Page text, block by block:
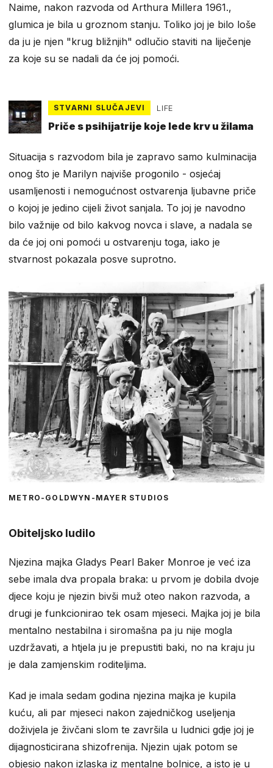
Naime, nakon razvoda od Arthura Millera 1961.,
glumica je bila u groznom stanju. Toliko joj je bilo loše
da ju je njen "krug bližnjih" odlučio staviti na liječenje
za koje su se nadali da će joj pomoći.
STVARNI SLUČAJEVI LIFE
Priče s psihijatrije koje lede krv u žilama
Situacija s razvodom bila je zapravo samo kulminacija
onog što je Marilyn najviše progonilo - osjećaj
usamljenosti i nemogućnost ostvarenja ljubavne priče
o kojoj je jedino cijeli život sanjala. To joj je navodno
bilo važnije od bilo kakvog novca i slave, a nadala se
da će joj oni pomoći u ostvarenju toga, iako je
stvarnost pokazala posve suprotno.
METRO-GOLDWYN-MAYER STUDIOS
Obiteljsko ludilo
Njezina majka Gladys Pearl Baker Monroe je već iza
sebe imala dva propala braka: u prvom je dobila dvoje
djece koju je njezin bivši muž oteo nakon razvoda, a
drugi je funkcionirao tek osam mjeseci. Majka joj je bila
mentalno nestabilna i siromašna pa ju nije mogla
uzdržavati, a htjela ju je prepustiti baki, no na kraju ju
je dala zamjenskim roditeljima.
Kad je imala sedam godina njezina majka je kupila
kuću, ali par mjeseci nakon zajedničkog useljenja
doživjela je živčani slom te završila u ludnici gdje joj je
dijagnosticirana shizofrenija. Njezin ujak potom se
objesio nakon izlaska iz mentalne bolnice, a isto je u